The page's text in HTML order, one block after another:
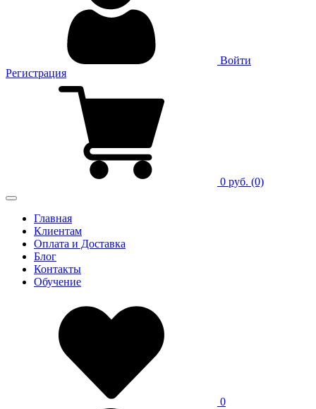
Войти
Регистрация
0 руб. (0)
Главная
Клиентам
Оплата и Доставка
Блог
Контакты
Обучение
0